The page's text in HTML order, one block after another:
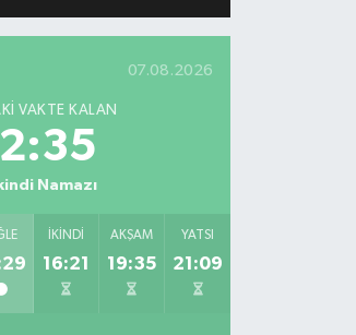
07.08.2026
VAKTE KALAN
İkindi Namazı
İKINDI
16:21
AKŞAM
19:35
YATSI
21:09